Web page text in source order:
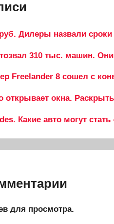
Дилеры назвали сроки
310 тыс. машин.
Freelander 8 сошел с
открывает окна.
Какие авто могут
для просмотра.